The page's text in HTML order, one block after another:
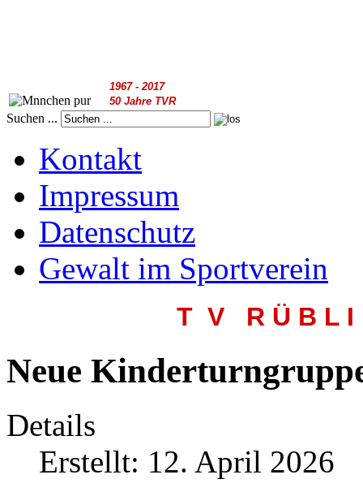
1967 - 2017
50 Jahre TVR
Suchen ...
Kontakt
Impressum
Datenschutz
Gewalt im Sportverein
T V R Ü B L
Neue
Details
Erstellt: 12. April 2026